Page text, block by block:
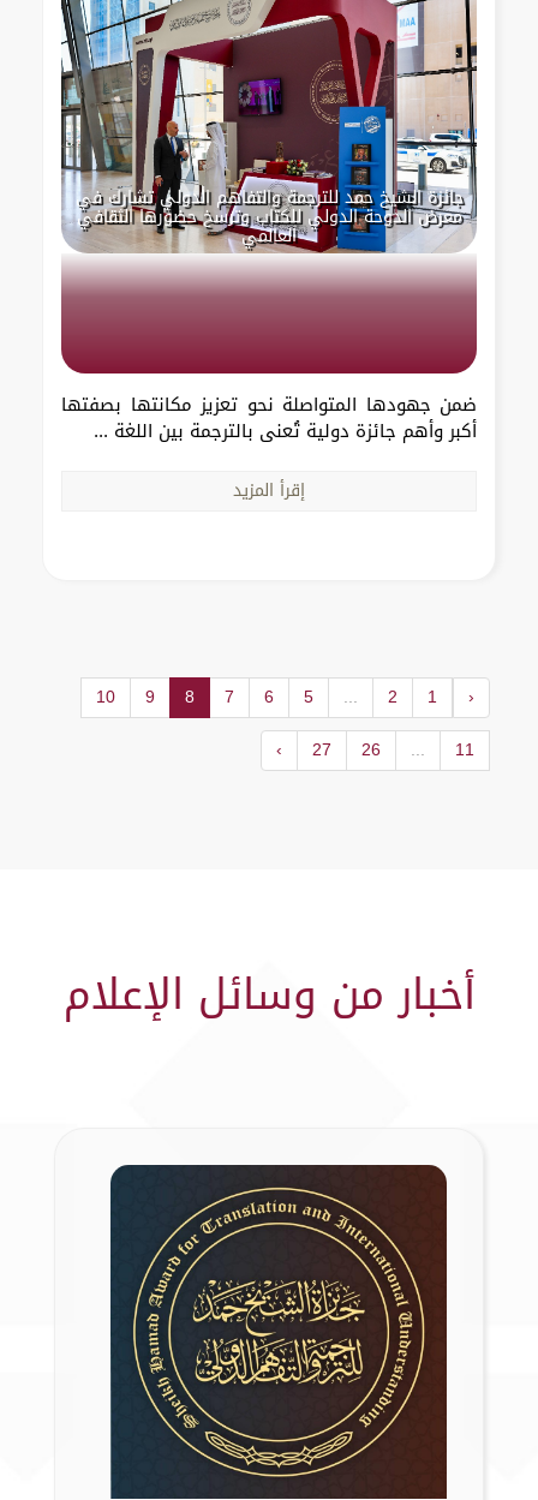
جائزة الشيخ حمد للترجمة والتفاهم الدولي تشارك في
معرض الدوحة الدولي للكتاب وترسخ حضورها الثقافي
العالمي
ضمن جهودها المتواصلة نحو تعزيز مكانتها بصفتها
أكبر وأهم جائزة دولية تُعنى بالترجمة بين اللغة ...
إقرأ المزيد
‹
1
2
...
5
6
7
8
9
10
11
...
26
27
›
أخبار من وسائل الإعلام